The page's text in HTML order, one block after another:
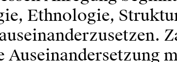
Ethnologie,
Auseinandersetzung